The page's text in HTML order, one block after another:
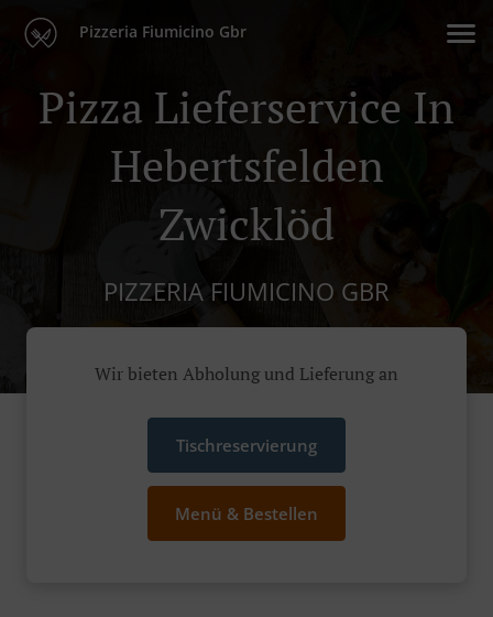
Pizzeria Fiumicino Gbr
Pizza Lieferservice In
Hebertsfelden
Zwicklöd
PIZZERIA FIUMICINO GBR
Wir bieten Abholung und Lieferung an
Tischreservierung
Menü & Bestellen